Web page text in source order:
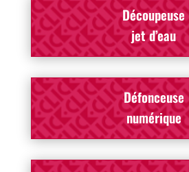
Découpeuse
jet d’eau
Défonceuse
numérique